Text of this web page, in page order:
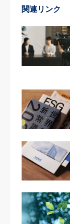
関連リンク